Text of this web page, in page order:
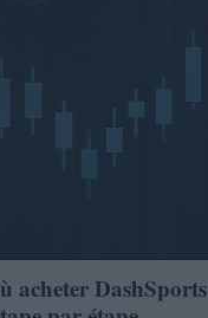
acheter